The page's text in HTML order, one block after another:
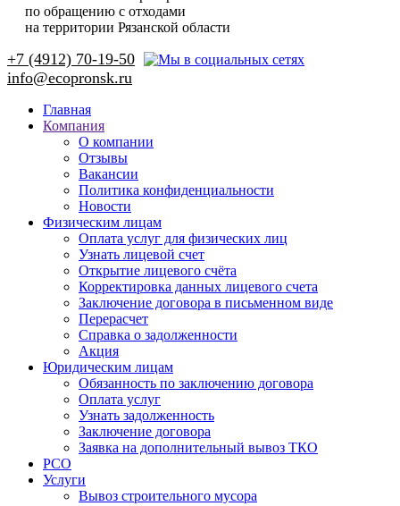
по обращению с отходами
на территории Рязанской области
+7 (4912) 70-19-50
Главная
Компания
О компании
Отзывы
Вакансии
Политика конфиденциальности
Новости
Физическим лицам
Оплата услуг для физических лиц
Узнать лицевой счет
Открытие лицевого счёта
Корректировка данных лицевого счета
Заключение договора в письменном виде
Перерасчет
Справка о задолженности
Акция
Юридическим лицам
Обязанность по заключению договора
Оплата услуг
Узнать задолженность
Заключение договора
Заявка на дополнительный вывоз ТКО
РСО
Услуги
Вывоз строительного мусора